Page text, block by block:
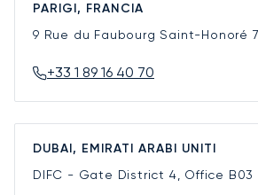
PARIGI, FRANCIA
9 Rue du Faubourg Saint-Honoré
+33 1 89 16 40 70
DUBAI, EMIRATI ARABI UNITI
DIFC - Gate District 4, Office B03